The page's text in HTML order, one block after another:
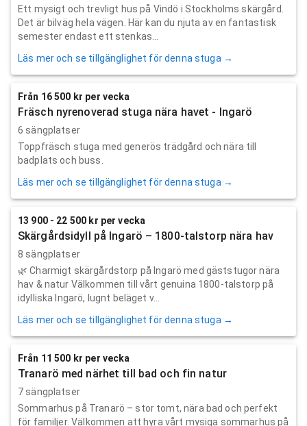
Ett mysigt och trevligt hus på Vindö i Stockholms skärgård.
Det är bilväg hela vägen. Här kan du njuta av en fantastisk
semester endast ett stenkas...
Läs mer och se tillgänglighet för denna stuga →
Från 16 500 kr per vecka
Fräsch nyrenoverad stuga nära havet - Ingarö
6 sängplatser
Toppfräsch stuga med generös trädgård och nära till
badplats och buss.
Läs mer och se tillgänglighet för denna stuga →
13 900 - 22 500 kr per vecka
Skärgårdsidyll på Ingarö – 1800-talstorp nära hav
8 sängplatser
🌿 Charmigt skärgårdstorp på Ingarö med gäststugor nära
hav & natur Välkommen till vårt genuina 1800-talstorp på
idylliska Ingarö, lugnt beläget v...
Läs mer och se tillgänglighet för denna stuga →
Från 11 500 kr per vecka
Tranarö med närhet till bad och fin natur
7 sängplatser
Sommarhus på Tranarö – stor tomt, nära bad och perfekt
för familjer. Välkommen att hyra vårt mysiga sommarhus på